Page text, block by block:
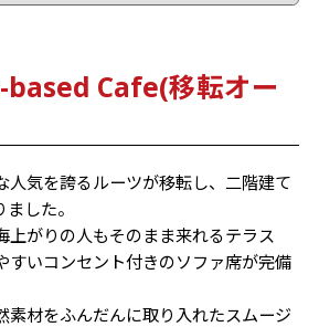
Cafe(移転オー
人気を誇るルーツが移転し、二階建て
した。
上がりの人もそのまま来れるテラス
すいコンセント付きのソファ席が完備
素材をふんだんに取り入れたスムージ